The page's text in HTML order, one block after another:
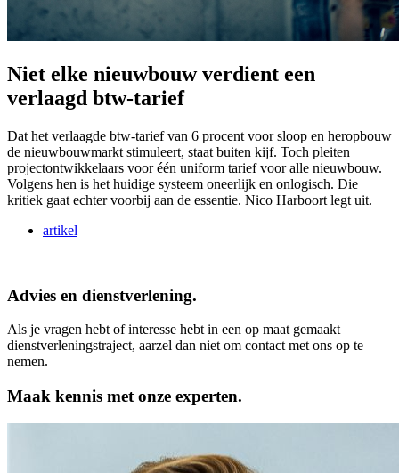
Niet elke nieuwbouw verdient een
verlaagd btw-tarief
Dat het verlaagde btw-tarief van 6 procent voor sloop en heropbouw
de nieuwbouwmarkt stimuleert, staat buiten kijf. Toch pleiten
projectontwikkelaars voor één uniform tarief voor alle nieuwbouw.
Volgens hen is het huidige systeem oneerlijk en onlogisch. Die
kritiek gaat echter voorbij aan de essentie. Nico Harboort legt uit.
artikel
Advies en dienstverlening.
Als je vragen hebt of interesse hebt in een op maat gemaakt
dienstverleningstraject, aarzel dan niet om contact met ons op te
nemen.
Maak kennis met onze experten.